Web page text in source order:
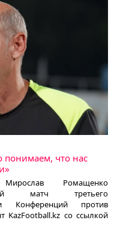
что нас
Ромащенко
матч третьего
Конференций против
KazFootball.kz со ссылкой